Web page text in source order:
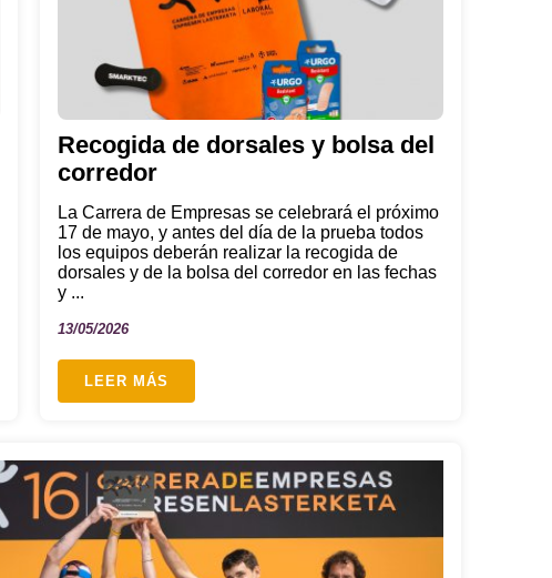
Recogida de dorsales y bolsa del
corredor
La Carrera de Empresas se celebrará el próximo
17 de mayo, y antes del día de la prueba todos
los equipos deberán realizar la recogida de
dorsales y de la bolsa del corredor en las fechas
y ...
13/05/2026
LEER MÁS